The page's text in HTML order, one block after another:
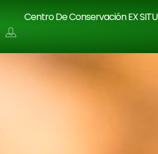
Centro De Conservación EX SITU